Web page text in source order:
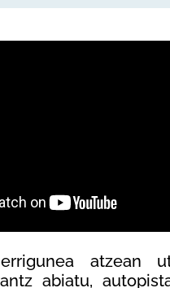
atzean
abiatu,